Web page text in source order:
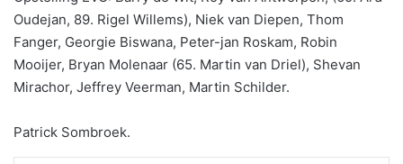
Oudejan, 89. Rigel Willems), Niek van Diepen, Thom
Fanger, Georgie Biswana, Peter-jan Roskam, Robin
Mooijer, Bryan Molenaar (65. Martin van Driel), Shevan
Mirachor, Jeffrey Veerman, Martin Schilder.
Patrick Sombroek.